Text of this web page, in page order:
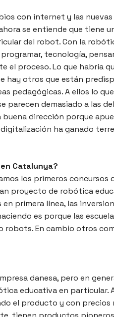
con internet y las
se entiende que tiene
del robot. Con la
tecnología,
el proceso. Lo que habría
hay otros que están
pedagógicas. A ellos lo
parecen demasiado a las
buena dirección porque
ha ganado
Catalunya?
los primeros concursos
proyecto de robótica
primera línea, las
es porque las
robots. En cambio otros
danesa, pero en
educativa en particular.
el producto y con